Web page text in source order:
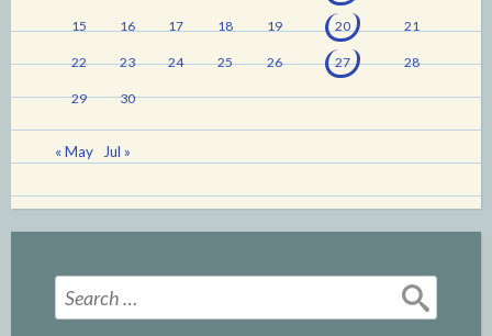
15 16 17 18 19 20 21
22 23 24 25 26 27 28
29 30
« May Jul »
Search
for: